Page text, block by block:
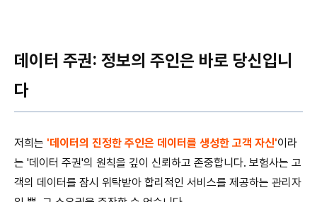
데이터 주권: 정보의 주인은 바로 당신입니
다
저희는 '데이터의 진정한 주인은 데이터를 생성한 고객 자신'이라
는 '데이터 주권'의 원칙을 깊이 신뢰하고 존중합니다. 보험사는 고
객의 데이터를 잠시 위탁받아 합리적인 서비스를 제공하는 관리자